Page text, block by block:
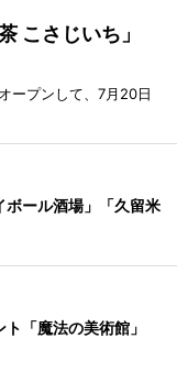
こさじいち」
ープンして、7月20日
ボール酒場」「久留米
ト「魔法の美術館」